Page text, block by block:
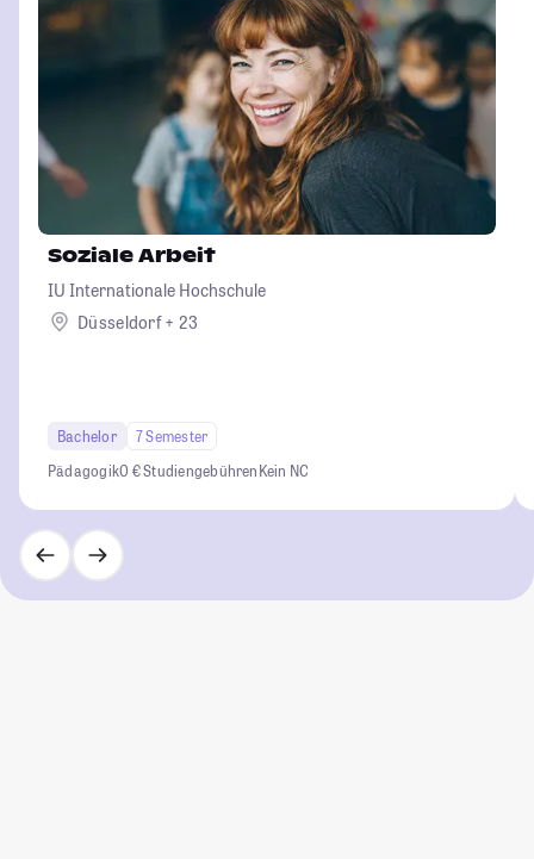
Soziale Arbeit
IU Internationale Hochschule
Düsseldorf + 23
Bachelor
7 Semester
Pädagogik0 € StudiengebührenKein NC